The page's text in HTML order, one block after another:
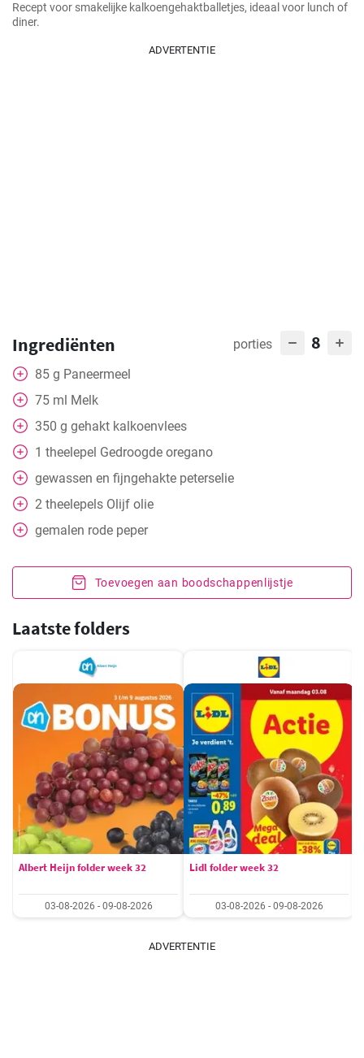
Recept voor smakelijke kalkoengehaktballetjes, ideaal voor lunch of
diner.
ADVERTENTIE
Ingrediënten porties 8
85 g Paneermeel
75 ml Melk
350 g gehakt kalkoenvlees
1 theelepel Gedroogde oregano
gewassen en fijngehakte peterselie
2 theelepels Olijf olie
gemalen rode peper
Toevoegen aan boodschappenlijstje
Laatste folders
Albert Heijn folder week 32
03-08-2026 - 09-08-2026
Lidl folder week 32
03-08-2026 - 09-08-2026
ADVERTENTIE